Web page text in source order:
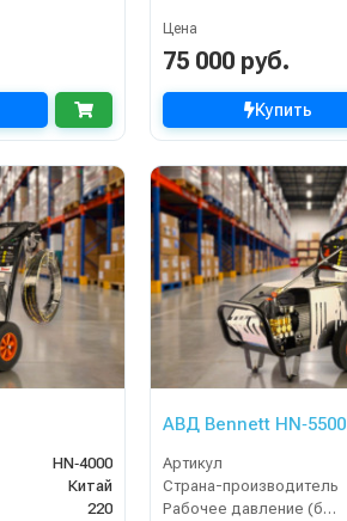
Цена
75 000 руб.
Купить
HN‑4000
Китай
220
АВД Bennett HN‑5500
Артикул
Страна-производитель
Рабочее давление (бар)